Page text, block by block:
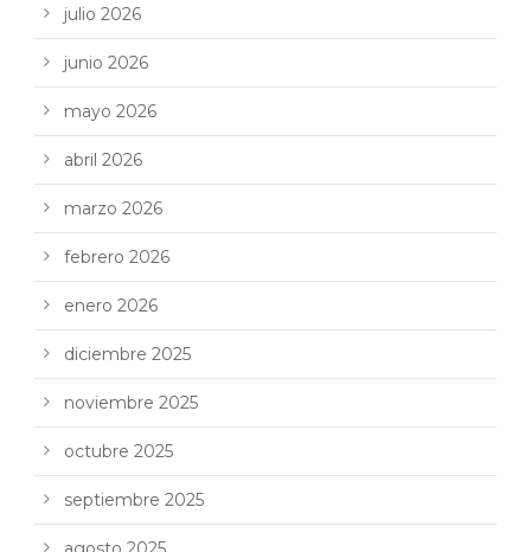
julio 2026
junio 2026
mayo 2026
abril 2026
marzo 2026
febrero 2026
enero 2026
diciembre 2025
noviembre 2025
octubre 2025
septiembre 2025